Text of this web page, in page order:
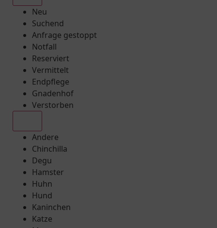
Neu
Suchend
Anfrage gestoppt
Notfall
Reserviert
Vermittelt
Endpflege
Gnadenhof
Verstorben
Andere
Chinchilla
Degu
Hamster
Huhn
Hund
Kaninchen
Katze